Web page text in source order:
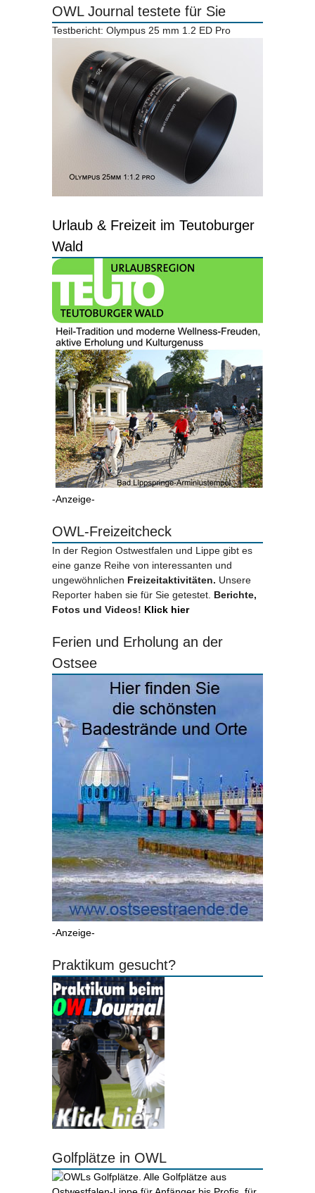
OWL Journal testete für Sie
Testbericht: Olympus 25 mm 1.2 ED Pro
Urlaub & Freizeit im Teutoburger
Wald
-Anzeige-
OWL-Freizeitcheck
In der Region Ostwestfalen und Lippe gibt es
eine ganze Reihe von interessanten und
ungewöhnlichen Freizeitaktivitäten. Unsere
Reporter haben sie für Sie getestet. Berichte,
Fotos und Videos! Klick hier
Ferien und Erholung an der
Ostsee
-Anzeige-
Praktikum gesucht?
Golfplätze in OWL